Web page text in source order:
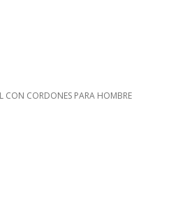
CON CORDONES PARA HOMBRE